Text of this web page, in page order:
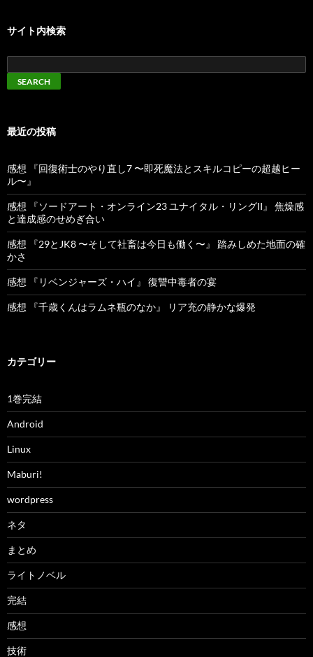
サイト内検索
最近の投稿
感想 『回復術士のやり直し7 〜即死魔法とスキルコピーの超越ヒー
ル〜』
感想 『ソードアート・オンライン23 ユナイタル・リングII』 焦燥感
と達成感のせめぎ合い
感想 『29とJK8 〜そして社畜は今日も働く〜』 踏みしめた地面の確
かさ
感想 『リベンジャーズ・ハイ』 復讐中毒者の宴
感想 『千歳くんはラムネ瓶のなか』 リア充の静かな爆発
カテゴリー
1巻完結
Android
Linux
Maburi!
wordpress
ネタ
まとめ
ライトノベル
完結
感想
技術